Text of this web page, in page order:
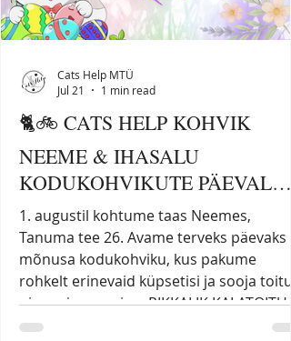
🐈🚲 CATS HELP KOHVIK
NEEME & IHASALU
KODUKOHVIKUTE PÄEVAL
TULEB TAAS!🚲🐈
1. augustil kohtume taas Neemes,
Tanuma tee 26. Avame terveks päevaks
mõnusa kodukohviku, kus pakume
rohkelt erinevaid küpsetisi ja sooja toitu
ning mis peamine. RIKKALIK
VALIK Menüü saab olema rikkalik: Neli
Cats Help MTÜ
Jul 21
1 min read